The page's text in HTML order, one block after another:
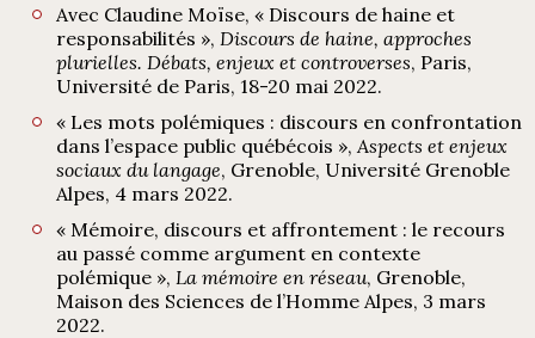
Avec Claudine Moïse, « Discours de haine et
responsabilités », Discours de haine, approches
plurielles. Débats, enjeux et controverses, Paris,
Université de Paris, 18-20 mai 2022.
« Les mots polémiques : discours en confrontation
dans l’espace public québécois », Aspects et enjeux
sociaux du langage, Grenoble, Université Grenoble
Alpes, 4 mars 2022.
« Mémoire, discours et affrontement : le recours
au passé comme argument en contexte
polémique », La mémoire en réseau, Grenoble,
Maison des Sciences de l’Homme Alpes, 3 mars
2022.